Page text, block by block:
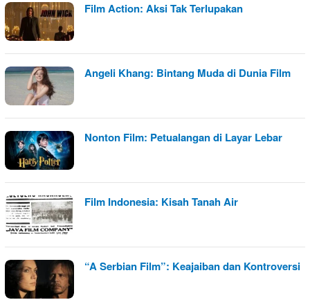
Film Action: Aksi Tak Terlupakan
Angeli Khang: Bintang Muda di Dunia Film
Nonton Film: Petualangan di Layar Lebar
Film Indonesia: Kisah Tanah Air
“A Serbian Film”: Keajaiban dan Kontroversi